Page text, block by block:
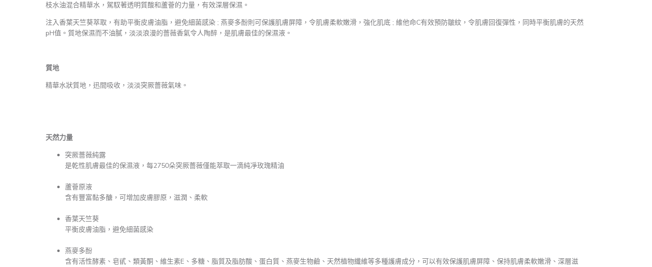
枝水油混合精華水，駕馭著透明質酸和蘆薈的力量，有效深層保濕。
注入香葉天竺葵萃取，有助平衡皮膚油脂，避免細菌感染 ; 燕麥多酚則可保護肌膚屏障，令肌膚柔軟嫩滑，強化肌底 ; 維他命C有效預防皺紋，令肌膚回復彈性，同時平衡肌膚的天然
pH值。 質地保濕而不油膩，淡淡浪漫的薔薇香氣令人陶醉，是肌膚最佳的保濕液。
質地
精華水狀質地，迅間吸收，淡淡突厥薔薇氣味。
天然力量
突厥薔薇純露
是乾性肌膚最佳的保濕液，每2750朵突厥薔薇僅能萃取一滴純凈玫瑰精油
蘆薈原液
含有豐富黏多醣，可增加皮膚膠原 ， 滋潤、柔軟
香葉天竺葵
平衡皮膚油脂 ， 避免細菌感染
燕麥多酚
含有活性酵素、皂甙、類黃酮、維生素E、多糖、脂質及脂肪酸、蛋白質、燕麥生物鹼、天然植物纖維等多種護膚成分，可以有效保護肌膚屏障、保持肌膚柔軟嫩滑、深層滋